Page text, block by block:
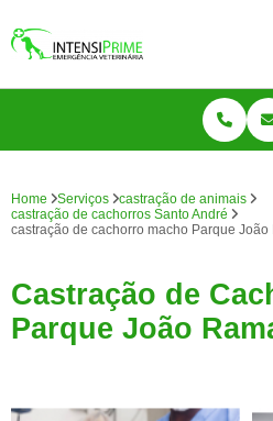
Home Serviços
castração de animais
castração de cachorros Santo André
castração de cachorro macho Parque João
Castração de
Parque João